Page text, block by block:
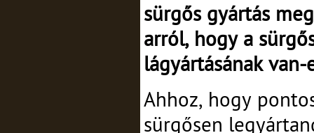
sürgős gyártás
arról, hogy a
lágyártásának
Ahhoz, hogy
sürgősen